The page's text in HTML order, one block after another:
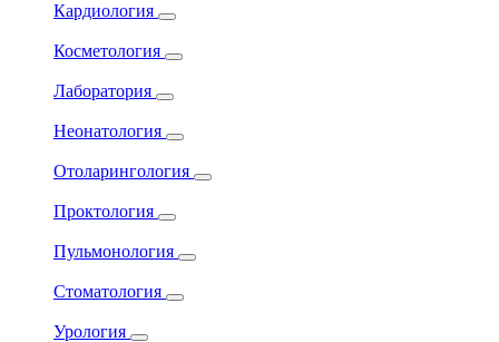
Кардиология
Косметология
Лаборатория
Неонатология
Отоларингология
Проктология
Пульмонология
Стоматология
Урология